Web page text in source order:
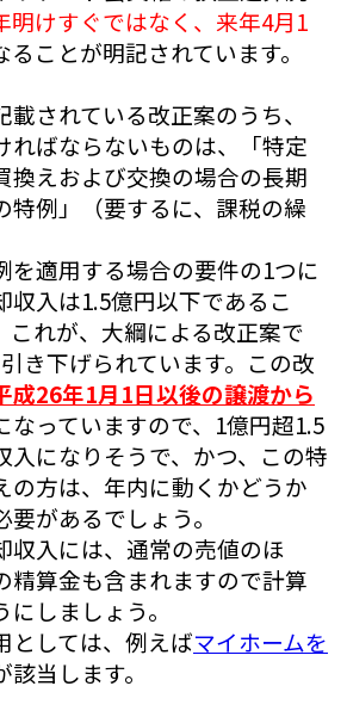
明けすぐではなく、来年4月1
ることが明記されています。
されている改正案のうち、
ればならないものは、「特定
換えおよび交換の場合の長期
特例」（要するに、課税の繰
適用する場合の要件の1つに
収入は1.5億円以下であるこ
これが、大綱による改正案で
き下げられています。この改
成26年1月1日以後の譲渡から
なっていますので、1億円超1.5
入になりそうで、かつ、この特
の方は、年内に動くかどうか
があるでしょう。
入には、通常の売値のほ
精算金も含まれますので計算
しましょう。
しては、例えばマイホームを
該当します。